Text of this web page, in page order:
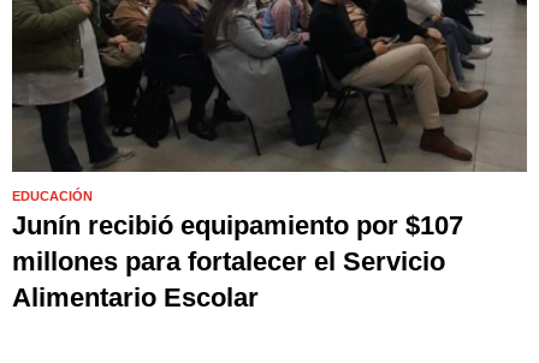
EDUCACIÓN
Junín recibió equipamiento por $107
millones para fortalecer el Servicio
Alimentario Escolar